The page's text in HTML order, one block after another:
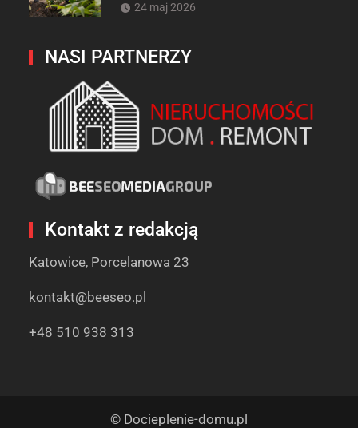
24 maj 2026
NASI PARTNERZY
Kontakt z redakcją
Katowice, Porcelanowa 23
kontakt@beeseo.pl
+48 510 938 313
© Docieplenie-domu.pl